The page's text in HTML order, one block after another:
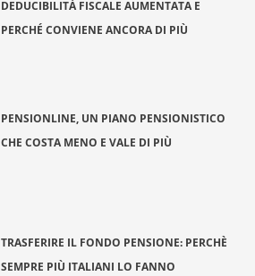
DEDUCIBILITÀ FISCALE AUMENTATA E
PERCHÉ CONVIENE ANCORA DI PIÙ
PENSIONLINE, UN PIANO PENSIONISTICO
CHE COSTA MENO E VALE DI PIÙ
TRASFERIRE IL FONDO PENSIONE: PERCHÈ
SEMPRE PIÙ ITALIANI LO FANNO